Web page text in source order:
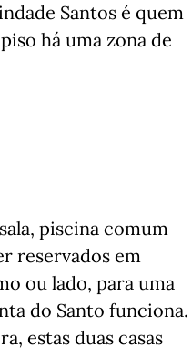
Santos é quem
há uma zona de
piscina comum
reservados em
ou lado, para uma
do Santo funciona.
estas duas casas